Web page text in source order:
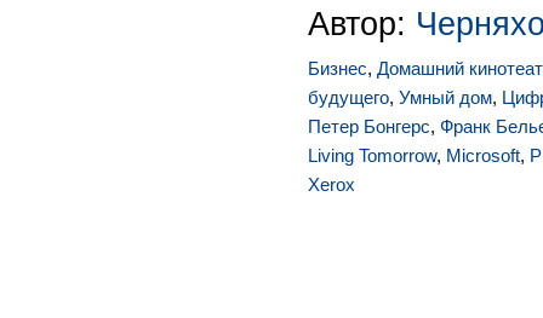
Автор:
Бизнес, Домашний
будущего, Умный дом,
Петер Бонгерс, Франк
Living Tomorrow, Microsoft,
Xerox